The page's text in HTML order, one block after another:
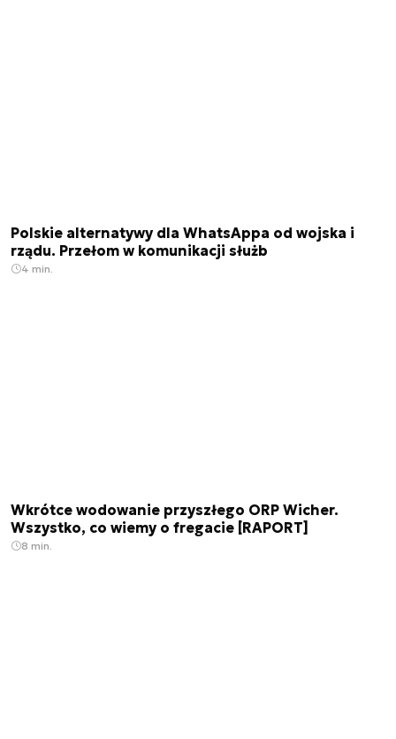
Polskie alternatywy dla WhatsAppa od wojska i
rządu. Przełom w komunikacji służb
4 min.
Wkrótce wodowanie przyszłego ORP Wicher.
Wszystko, co wiemy o fregacie [RAPORT]
8 min.